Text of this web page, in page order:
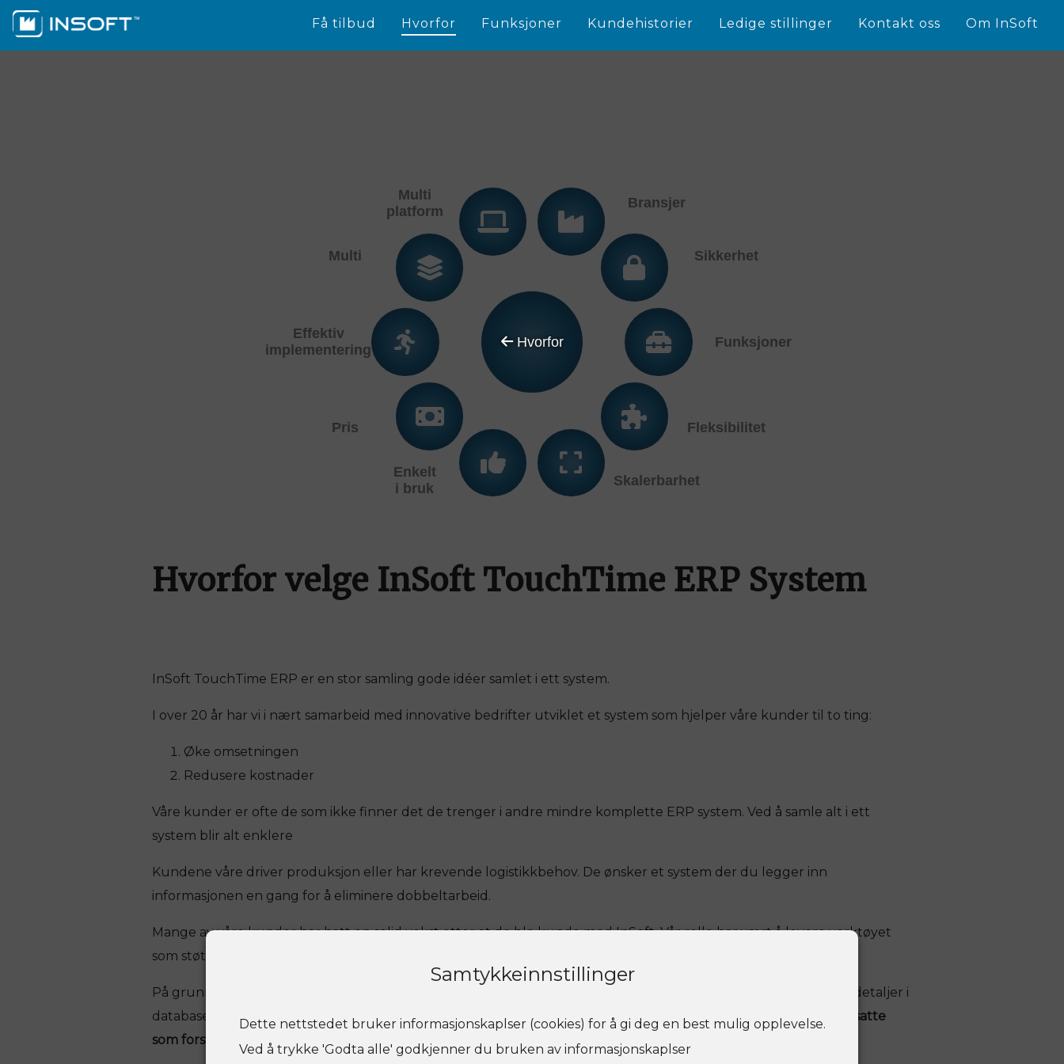
Få tilbud Hvorfor Funksjoner Kundehistorier Ledige stillinger Kontakt oss Om InSoft
Funksjoner
Fleksibilitet
Skalerbarhet
Enkelt
i bruk
Pris
Effektiv
implementering
Multi
Multi
platform
Bransjer
Sikkerhet
Hvorfor
Hvorfor velge InSoft TouchTime ERP System
InSoft TouchTime ERP er en stor samling gode idéer samlet i ett system.
I over 20 år har vi i nært samarbeid med innovative bedrifter utviklet et system som hjelper våre kunder til to ting:
Øke omsetningen
Redusere kostnader
Våre kunder er ofte de som ikke finner det de trenger i andre mindre komplette ERP system. Ved å samle alt i ett
system blir alt enklere
Kundene våre driver produksjon eller har krevende logistikkbehov. De ønsker et system der du legger inn
informasjonen en gang for å eliminere dobbeltarbeid.
Mange av våre kunder har hatt en solid vekst etter at de ble kunde med InSoft. Vår rolle har vært å levere verktøyet
som støtter ledelsens ofte ambisiøse planer slik at de blir virkelighet.
På grunn av at vi har kontroll på all kode mellom det du ser i skjermbildene (frontend) og helt ned i de minste detaljer i
databasen (back-end) blir vi fleksible. Vi finner alltid en løsning. Vi har mange svært erfarne og kompetente ansatte
som forstår prosessene dine
Samtykkeinnstillinger
Dette nettstedet bruker informasjonskaplser (cookies) for å gi deg en best mulig opplevelse.
Ved å trykke 'Godta alle' godkjenner du bruken av informasjonskaplser